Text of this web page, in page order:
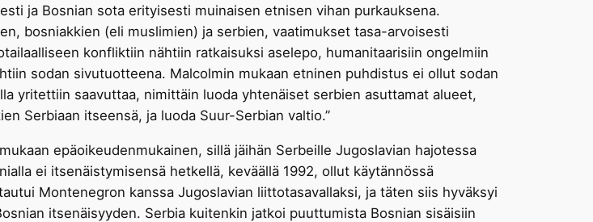
ja Bosnian sota erityisesti muinaisen etnisen vihan purkauksena.
bosniakkien (eli muslimien) ja serbien, vaatimukset tasa-arvoisesti
konfliktiin nähtiin ratkaisuksi aselepo, humanitaarisiin ongelmiin
sodan sivutuotteena. Malcolmin mukaan etninen puhdistus ei ollut sodan
yritettiin saavuttaa, nimittäin luoda yhtenäiset serbien asuttamat alueet,
Serbiaan itseensä, ja luoda Suur-Serbian valtio.”
epäoikeudenmukainen, sillä jäihän Serbeille Jugoslavian hajotessa
ei itsenäistymisensä hetkellä, keväällä 1992, ollut käytännössä
Montenegron kanssa Jugoslavian liittotasavallaksi, ja täten siis hyväksyi
itsenäisyyden. Serbia kuitenkin jatkoi puuttumista Bosnian sisäisiin